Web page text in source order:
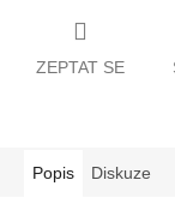
ZEPTAT SE
Popis Diskuze